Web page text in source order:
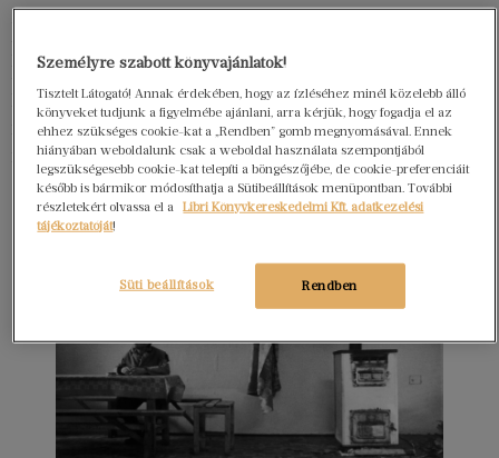
Ez utóbbit ellenpontozza látszólag a szöveg
keretbe foglaló „játékossága”: tartalomjegyzék
helyett „Táncrendet” találunk a kötet végén, a két
részre, és részenként hat-hat fejezetre osztott
regény a tangó ütemét követve járja el a történetet.
Csakhogy ez a tánc önmagába fordul, nincs kezdő
és végpontja, akár egy örökké tartódanse macabre
Személyre szabott könyvajánlatok!
Tisztelt Látogató! Annak érdekében, hogy az ízléséhez minél közelebb álló
könyveket tudjunk a figyelmébe ajánlani, arra kérjük, hogy fogadja el az
ehhez szükséges cookie-kat a „Rendben” gomb megnyomásával. Ennek
hiányában weboldalunk csak a weboldal használata szempontjából
legszükségesebb cookie-kat telepíti a böngészőjébe, de cookie-preferenciáit
később is bármikor módosíthatja a Sütibeállítások menüpontban. További
részletekért olvassa el a
Libri Könyvkereskedelmi Kft. adatkezelési
tájékoztatóját!
Rendben
Süti beállítások